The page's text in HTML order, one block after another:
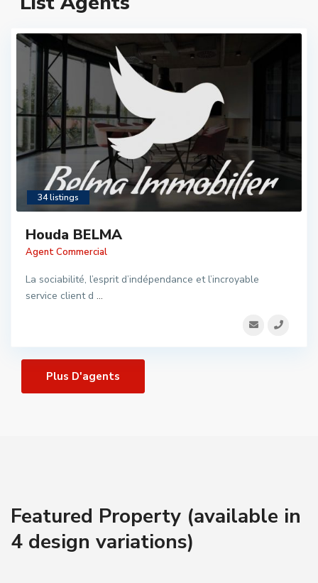
34 listings
Houda BELMA
Agent Commercial
La sociabilité, l’esprit d’indépendance et l’incroyable
service client d ...
Plus D'agents
Featured Property (available in
4 design variations)